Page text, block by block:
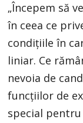
„Începem să
în ceea ce
condițiile în
liniar. Ce
nevoia de
funcțiilor de
special